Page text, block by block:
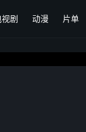
剧 动漫 片单